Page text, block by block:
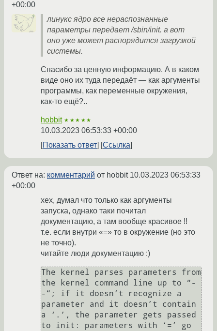
+00:00
линукс ядро все нераспознанные
параметры передает /sbin/init. а вот
оно уже может распорядится загрузкой
системы.
Спасибо за ценную информацию. А в каком
виде оно их туда передаёт — как аргументы
программы, как переменные окружения,
как-то ещё?..
hobbit ★★★★★
10.03.2023 06:53:33 +00:00
Показать ответ
Ссылка
Ответ на: комментарий от hobbit 10.03.2023 06:53:33
+00:00
хех, думал что только как аргументы
запуска, однако таки почитал
документацию, а там вообще красивое !!
т.е. если внутри «=» то в окружение (но это
не точно).
читайте люди документацию :)
The kernel parses parameters from
the kernel command line up to “-
-“; if it doesn’t recognize a
parameter and it doesn’t contain
a ‘.’, the parameter gets passed
to init: parameters with ‘=’ go